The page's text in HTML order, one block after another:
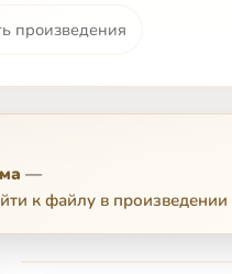
произведения
—
к файлу в произведении